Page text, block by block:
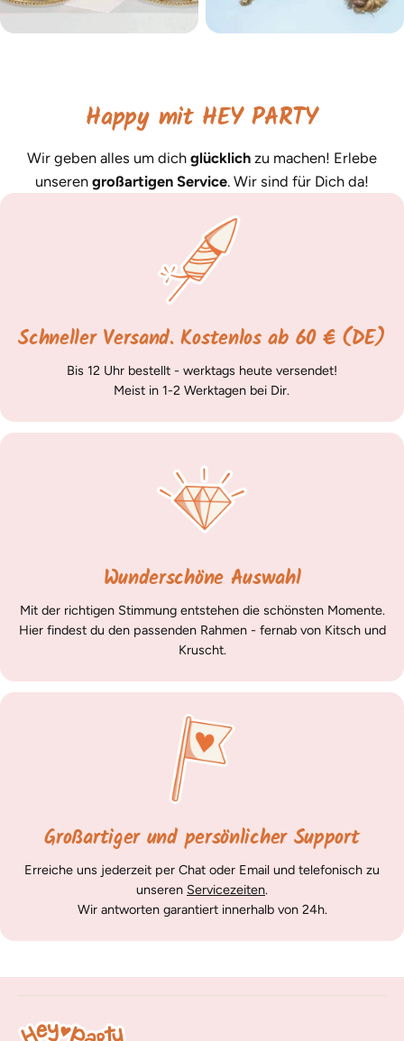
Happy mit HEY PARTY
Wir geben alles um dich glücklich zu machen! Erlebe
unseren großartigen Service. Wir sind für Dich da!
Schneller Versand. Kostenlos ab 60 € (DE)
Bis 12 Uhr bestellt - werktags heute versendet!
Meist in 1-2 Werktagen bei Dir.
Wunderschöne Auswahl
Mit der richtigen Stimmung entstehen die schönsten Momente.
Hier findest du den passenden Rahmen - fernab von Kitsch und
Kruscht.
Großartiger und persönlicher Support
Erreiche uns jederzeit per Chat oder Email und telefonisch zu
unseren Servicezeiten.
Wir antworten garantiert innerhalb von 24h.